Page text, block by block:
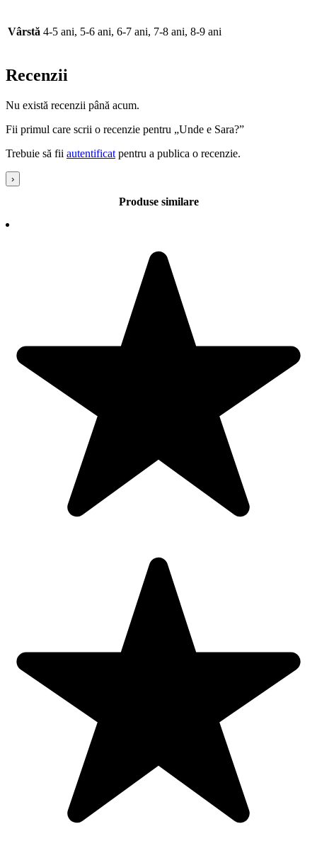
Vârstă 4-5 ani, 5-6 ani, 6-7 ani, 7-8 ani, 8-9 ani
Recenzii
Nu există recenzii până acum.
Fii primul care scrii o recenzie pentru „Unde e Sara?”
Trebuie să fii autentificat pentru a publica o recenzie.
›
Produse similare